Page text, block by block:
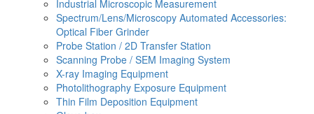
Industrial Microscopic Measurement
Spectrum/Lens/Microscopy Automated Accessories:
Optical Fiber Grinder
Probe Station / 2D Transfer Station
Scanning Probe / SEM Imaging System
X-ray Imaging Equipment
Photolithography Exposure Equipment
Thin Film Deposition Equipment